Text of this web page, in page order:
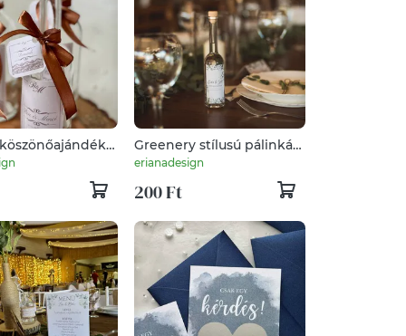
-
címkével
színben
Greenery stílusú pálinkás
üveg címkével -
köszönőajándék
erianadesign
200 Ft